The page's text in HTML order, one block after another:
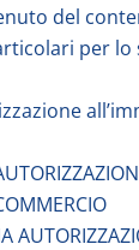
del
per